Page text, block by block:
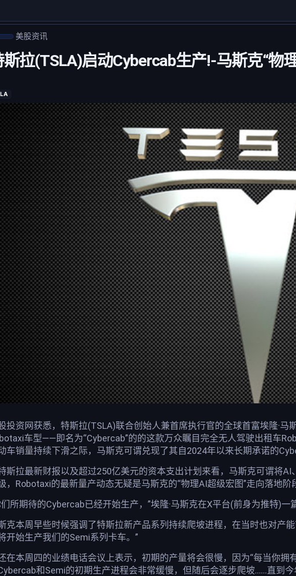
美股资讯
斯拉(TSLA)启动Cybercab生产!-马斯克“物
投资网获悉，特斯拉(TSLA)联合创始人兼首席执行官的全球首富埃隆·
车型——即名为“Cybercab”的的这款万众瞩目完全无人驾驶出租车
车销量持续下滑之际，马斯克可谓兑现了其自2024年以来长期承诺的
斯拉最新财报以及超过250亿美元的资本支出计划来看，马斯克可谓将
，Robotaxi的最新量产动态无疑是马斯克的“物理AI超级宏图”走向落地阶
们所期待的Cybercab已经开始生产，”埃隆·马斯克在X平台(前身为推特)一
克本周早些时候强调了特斯拉新产品系列持续爬坡进程，在当时也对产
开始生产我们的Semi系列卡车。”
在本周四的业绩电话会议上表示，初期的产量将会很慢，因为“每当你
和Semi的初期生产进程会非常缓慢，但随后会逐步爬坡……直到今